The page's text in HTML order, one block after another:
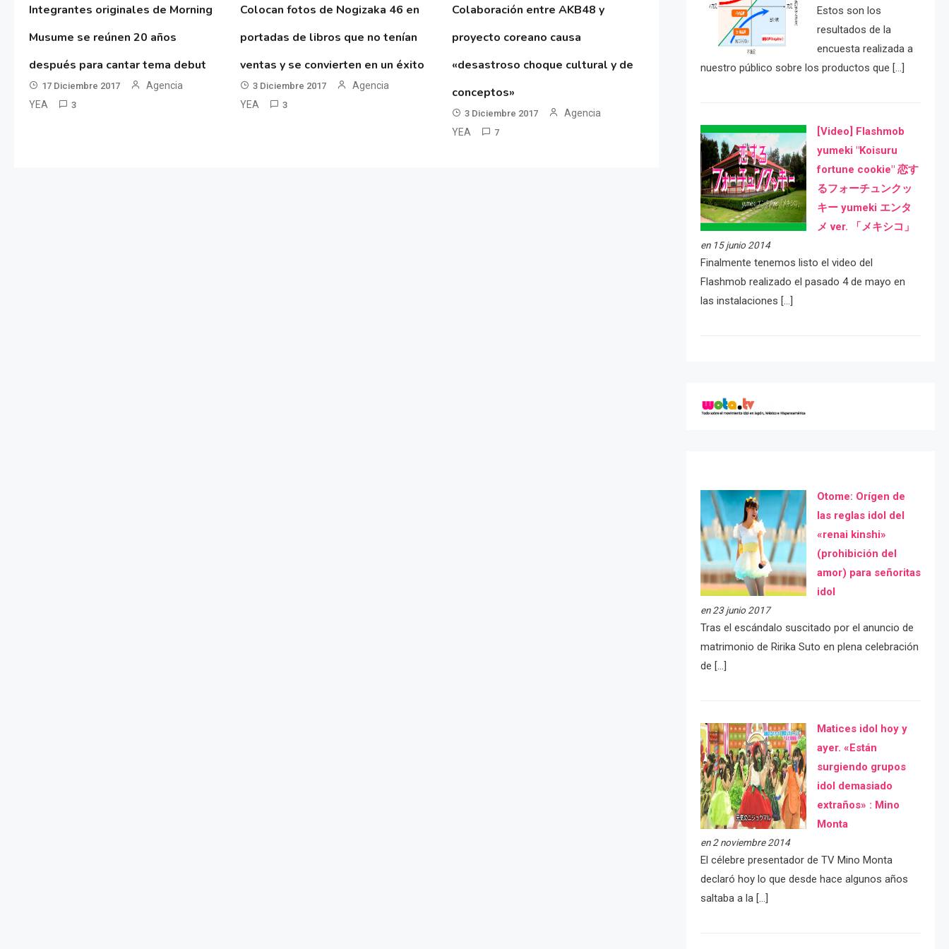
Integrantes originales de Morning
Musume se reúnen 20 años
después para cantar tema debut
17 Diciembre 2017
Agencia
YEA
3
Colocan fotos de Nogizaka 46 en
portadas de libros que no tenían
ventas y se convierten en un éxito
3 Diciembre 2017
Agencia
YEA
3
Colaboración entre AKB48 y
proyecto coreano causa
«desastroso choque cultural y de
conceptos»
3 Diciembre 2017
Agencia
YEA
7
Estos son los
resultados de la
encuesta realizada a
nuestro público sobre los productos que […]
[Video] Flashmob
yumeki "Koisuru
fortune cookie" 恋す
るフォーチュンクッ
キー yumeki エンタ
メ ver. 「メキシコ」
en 15 junio 2014
Finalmente tenemos listo el video del
Flashmob realizado el pasado 4 de mayo en
las instalaciones […]
Otome: Orígen de
las reglas idol del
«renai kinshi»
(prohibición del
amor) para señoritas
idol
en 23 junio 2017
Tras el escándalo suscitado por el anuncio de
matrimonio de Ririka Suto en plena celebración
de […]
Matices idol hoy y
ayer. «Están
surgiendo grupos
idol demasiado
extraños» : Mino
Monta
en 2 noviembre 2014
El célebre presentador de TV Mino Monta
declaró hoy lo que desde hace algunos años
saltaba a la […]